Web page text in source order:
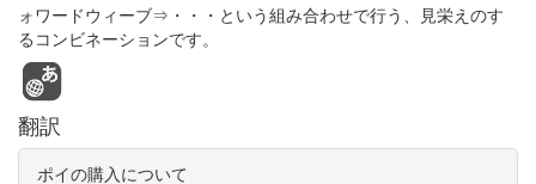
ォワードウィーブ⇒・・・という組み合わせで行う、見栄えのす
るコンビネーションです。
翻訳
ポイの購入について